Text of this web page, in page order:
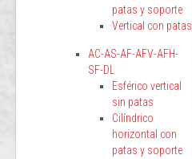
patas y soporte
Vertical con patas
AC-AS-AF-AFV-AFH-
SF-DL
Esférico vertical
sin patas
Cilíndrico
horizontal con
patas y soporte